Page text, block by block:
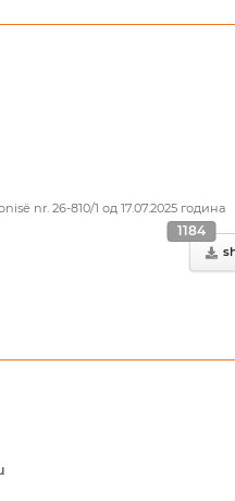
nr. 26-810/1 од 17.07.2025 година
1184